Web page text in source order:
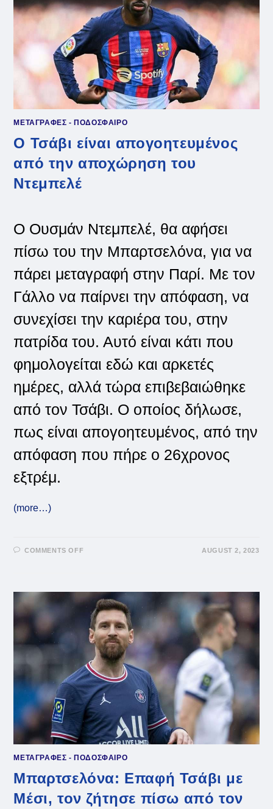
ΜΕΤΑΓΡΑΦΕΣ - ΠΟΔΟΣΦΑΙΡΟ
Ο Τσάβι είναι απογοητευμένος
από την αποχώρηση του
Ντεμπελέ
Ο Ουσμάν Ντεμπελέ, θα αφήσει
πίσω του την Μπαρτσελόνα, για να
πάρει μεταγραφή στην Παρί. Με τον
Γάλλο να παίρνει την απόφαση, να
συνεχίσει την καριέρα του, στην
πατρίδα του. Αυτό είναι κάτι που
φημολογείται εδώ και αρκετές
ημέρες, αλλά τώρα επιβεβαιώθηκε
από τον Τσάβι. Ο οποίος δήλωσε,
πως είναι απογοητευμένος, από την
απόφαση που πήρε ο 26χρονος
εξτρέμ.
(more…)
COMMENTS OFF
ΤΗΝ
ΑΠΟΧΏΡΗΣΗ
ΤΟΥ
ΝΤΕΜΠΕΛΈ
AUGUST 2, 2023
ΜΕΤΑΓΡΑΦΕΣ - ΠΟΔΟΣΦΑΙΡΟ
Μπαρτσελόνα: Επαφή Τσάβι με
Μέσι, τον ζήτησε πίσω από τον